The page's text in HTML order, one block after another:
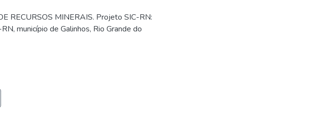
RECURSOS MINERAIS. Projeto SIC-RN:
município de Galinhos, Rio Grande do